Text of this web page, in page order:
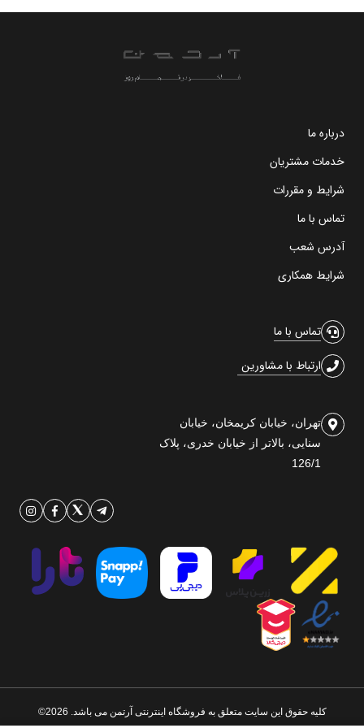
درباره ما
خدمات مشتریان
شرایط و مقررات
تماس با ما
آدرس شعب
شرایط همکاری
تماس با ما
ارتباط با مشاورین
تهران، خیابان کریمخان، خیابان
سنایی، بالاتر از خیابان خدری، پلاک
126/1
کلیه حقوق این سایت متعلق به فروشگاه اینترنتی آرتمن می باشد. 2026©